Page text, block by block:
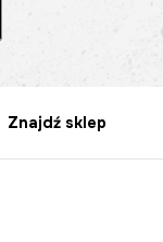
Znajdź sklep